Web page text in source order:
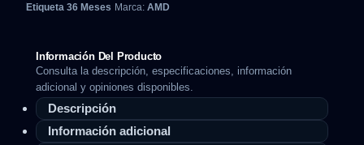
Etiqueta 36 Meses Marca: AMD
Información Del Producto
Consulta la descripción, especificaciones, información
adicional y opiniones disponibles.
Descripción
Información adicional